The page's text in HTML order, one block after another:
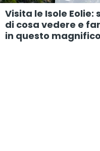
Visita le Isole
di cosa vedere e
in questo